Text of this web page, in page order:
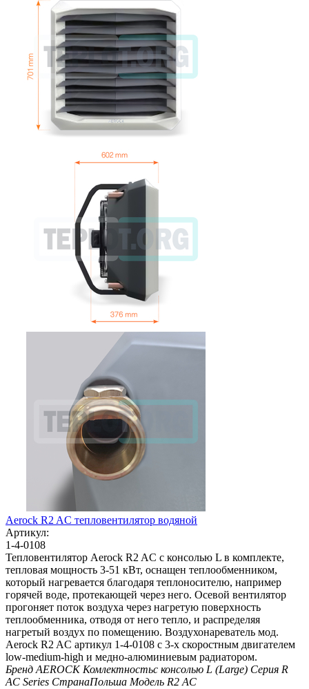
Aerock R2 AC тепловентилятор водяной
Артикул:
1-4-0108
Тепловентилятор Aerock R2 AC с консолью L в комплекте,
тепловая мощность 3-51 кВт, оснащен теплообменником,
который нагревается благодаря теплоносителю, например
горячей воде, протекающей через него. Осевой вентилятор
прогоняет поток воздуха через нагретую поверхность
теплообменника, отводя от него тепло, и распределяя
нагретый воздух по помещению. Воздухонареватель мод.
Aerock R2 AC артикул 1-4-0108 с 3-х скоростным двигателем
low-medium-high и медно-алюминиевым радиатором.
Бренд AEROCK Комлектностьс консолью L (Large) Серия R
AC Series СтранаПольша Модель R2 AC